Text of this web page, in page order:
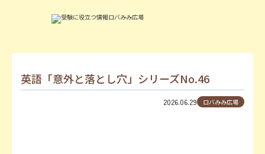
英語「意外と落とし穴」シリーズNo.46
2026.06.29 ロバみみ広場